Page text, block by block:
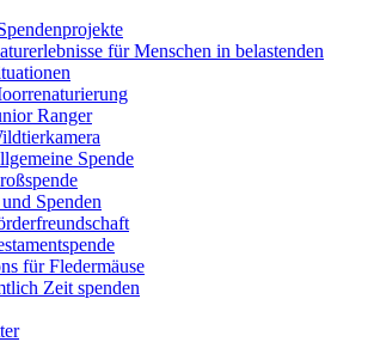
für Menschen in belastenden
Ranger
Spende
Spenden
für Fledermäuse
Zeit spenden